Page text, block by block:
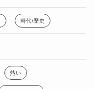
時代/歴史
熱い